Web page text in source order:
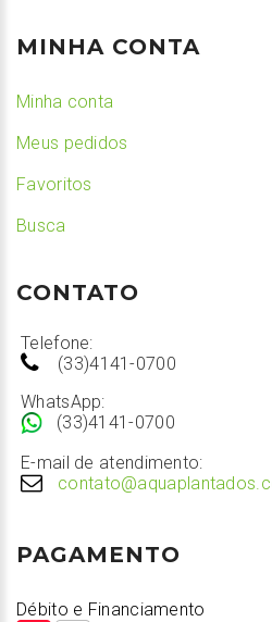
MINHA CONTA
Minha conta
Meus pedidos
Favoritos
Busca
CONTATO
Telefone:
(33)4141-0700
WhatsApp:
(33)4141-0700
E-mail de atendimento:
PAGAMENTO
Débito e Financiamento